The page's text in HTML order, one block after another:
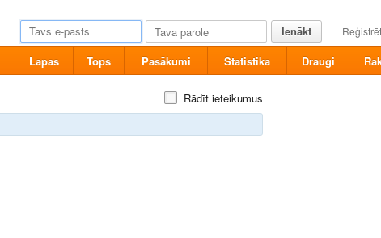
Ienākt
Lapas Tops Pasākumi Statistika Draugi
Rādīt ieteikumus